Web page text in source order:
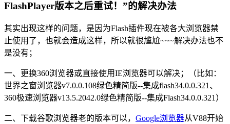
FlashPlayer版本之后重试！”的解决办法
其实出现这样的问题，是因为Flash插件现在被各大浏览器禁
止使用了，也就会造成这样，所以就很尴尬~~~解决办法也不
是没有；
一、更换360浏览器或直接使用IE浏览器可以解决；（比如：
世界之窗浏览器v7.0.0.108绿色精简版--集成flash34.0.0.321、
360极速浏览器v13.5.2042.0绿色精简版--集成Flash34.0.0.321）
二、下载谷歌浏览器老的版本可以， Google浏览器从V88开始